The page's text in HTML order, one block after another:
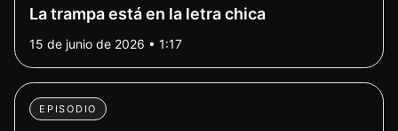
La trampa está en la letra chica
15 de junio de 2026 • 1:17
EPISODIO